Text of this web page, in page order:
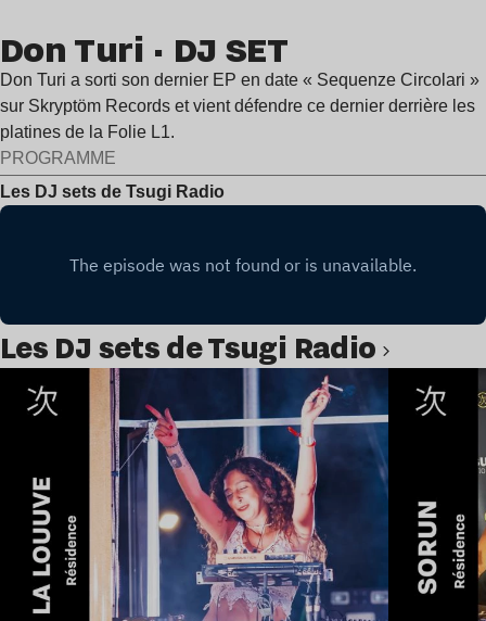
Don Turi · DJ SET
Don Turi a sorti son dernier EP en date « Sequenze Circolari »
sur Skryptöm Records et vient défendre ce dernier derrière les
platines de la Folie L1.
PROGRAMME
Les DJ sets de Tsugi Radio
Les DJ sets de Tsugi Radio
Lire l’article